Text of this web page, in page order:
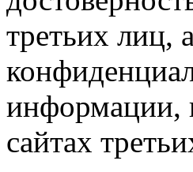
третьих лиц,
информации,
сайтах